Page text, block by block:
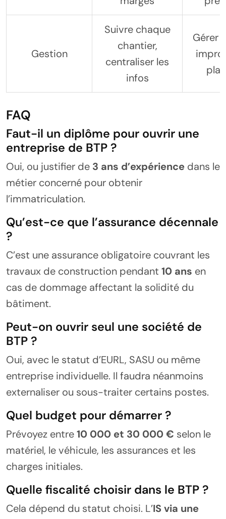
Gestion
Suivre chaque
chantier,
centraliser les
infos
Gérer
FAQ
Faut-il un diplôme pour ouvrir une
entreprise de BTP ?
Oui, ou justifier de 3 ans d’expérience dans le
métier concerné pour obtenir
l’immatriculation.
Qu’est-ce que l’assurance décennale
?
C’est une assurance obligatoire couvrant les
travaux de construction pendant 10 ans en
cas de dommage affectant la solidité du
bâtiment.
Peut-on ouvrir seul une société de
BTP ?
Oui, avec le statut d’EURL, SASU ou même
entreprise individuelle. Il faudra néanmoins
externaliser ou sous-traiter certains postes.
Quel budget pour démarrer ?
Prévoyez entre10 000 et 30 000 € selon le
matériel, le véhicule, les assurances et les
charges initiales.
Quelle fiscalité choisir dans le BTP ?
Cela dépend du statut choisi. L’IS via une